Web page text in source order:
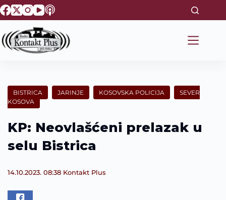
S
k
p
t
e
n
BISTRICA JARINJE KOSOVSKA POLICIJA
SEVER
KOSOVA
KP: Neovlašćeni prelazak u
selu Bistrica
14.10.2023. 08:38 Kontakt Plus